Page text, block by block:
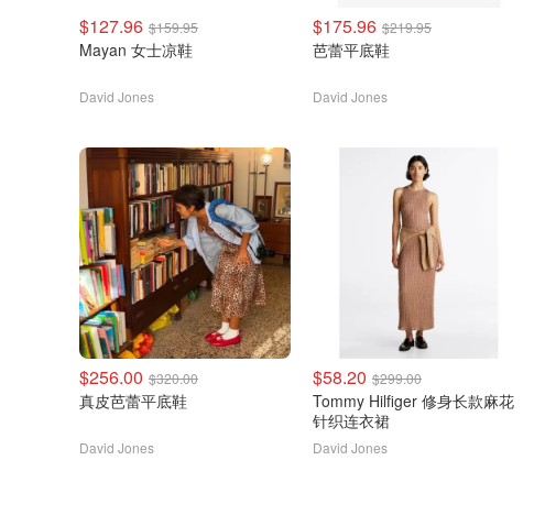
$127.96 $159.95
Mayan 女士凉鞋
David Jones
$175.96 $219.95
芭蕾平底鞋
David Jones
$256.00 $320.00
真皮芭蕾平底鞋
David Jones
$58.20 $299.00
Tommy Hilfiger 修身长款麻花
针织连衣裙
David Jones